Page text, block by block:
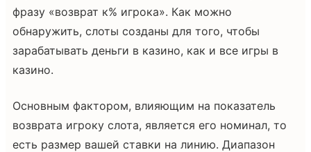
фразу «возврат к% игрока». Как можно
обнаружить, слоты созданы для того, чтобы
зарабатывать деньги в казино, как и все игры в
казино.
Основным фактором, влияющим на показатель
возврата игроку слота, является его номинал, то
есть размер вашей ставки на линию. Диапазон